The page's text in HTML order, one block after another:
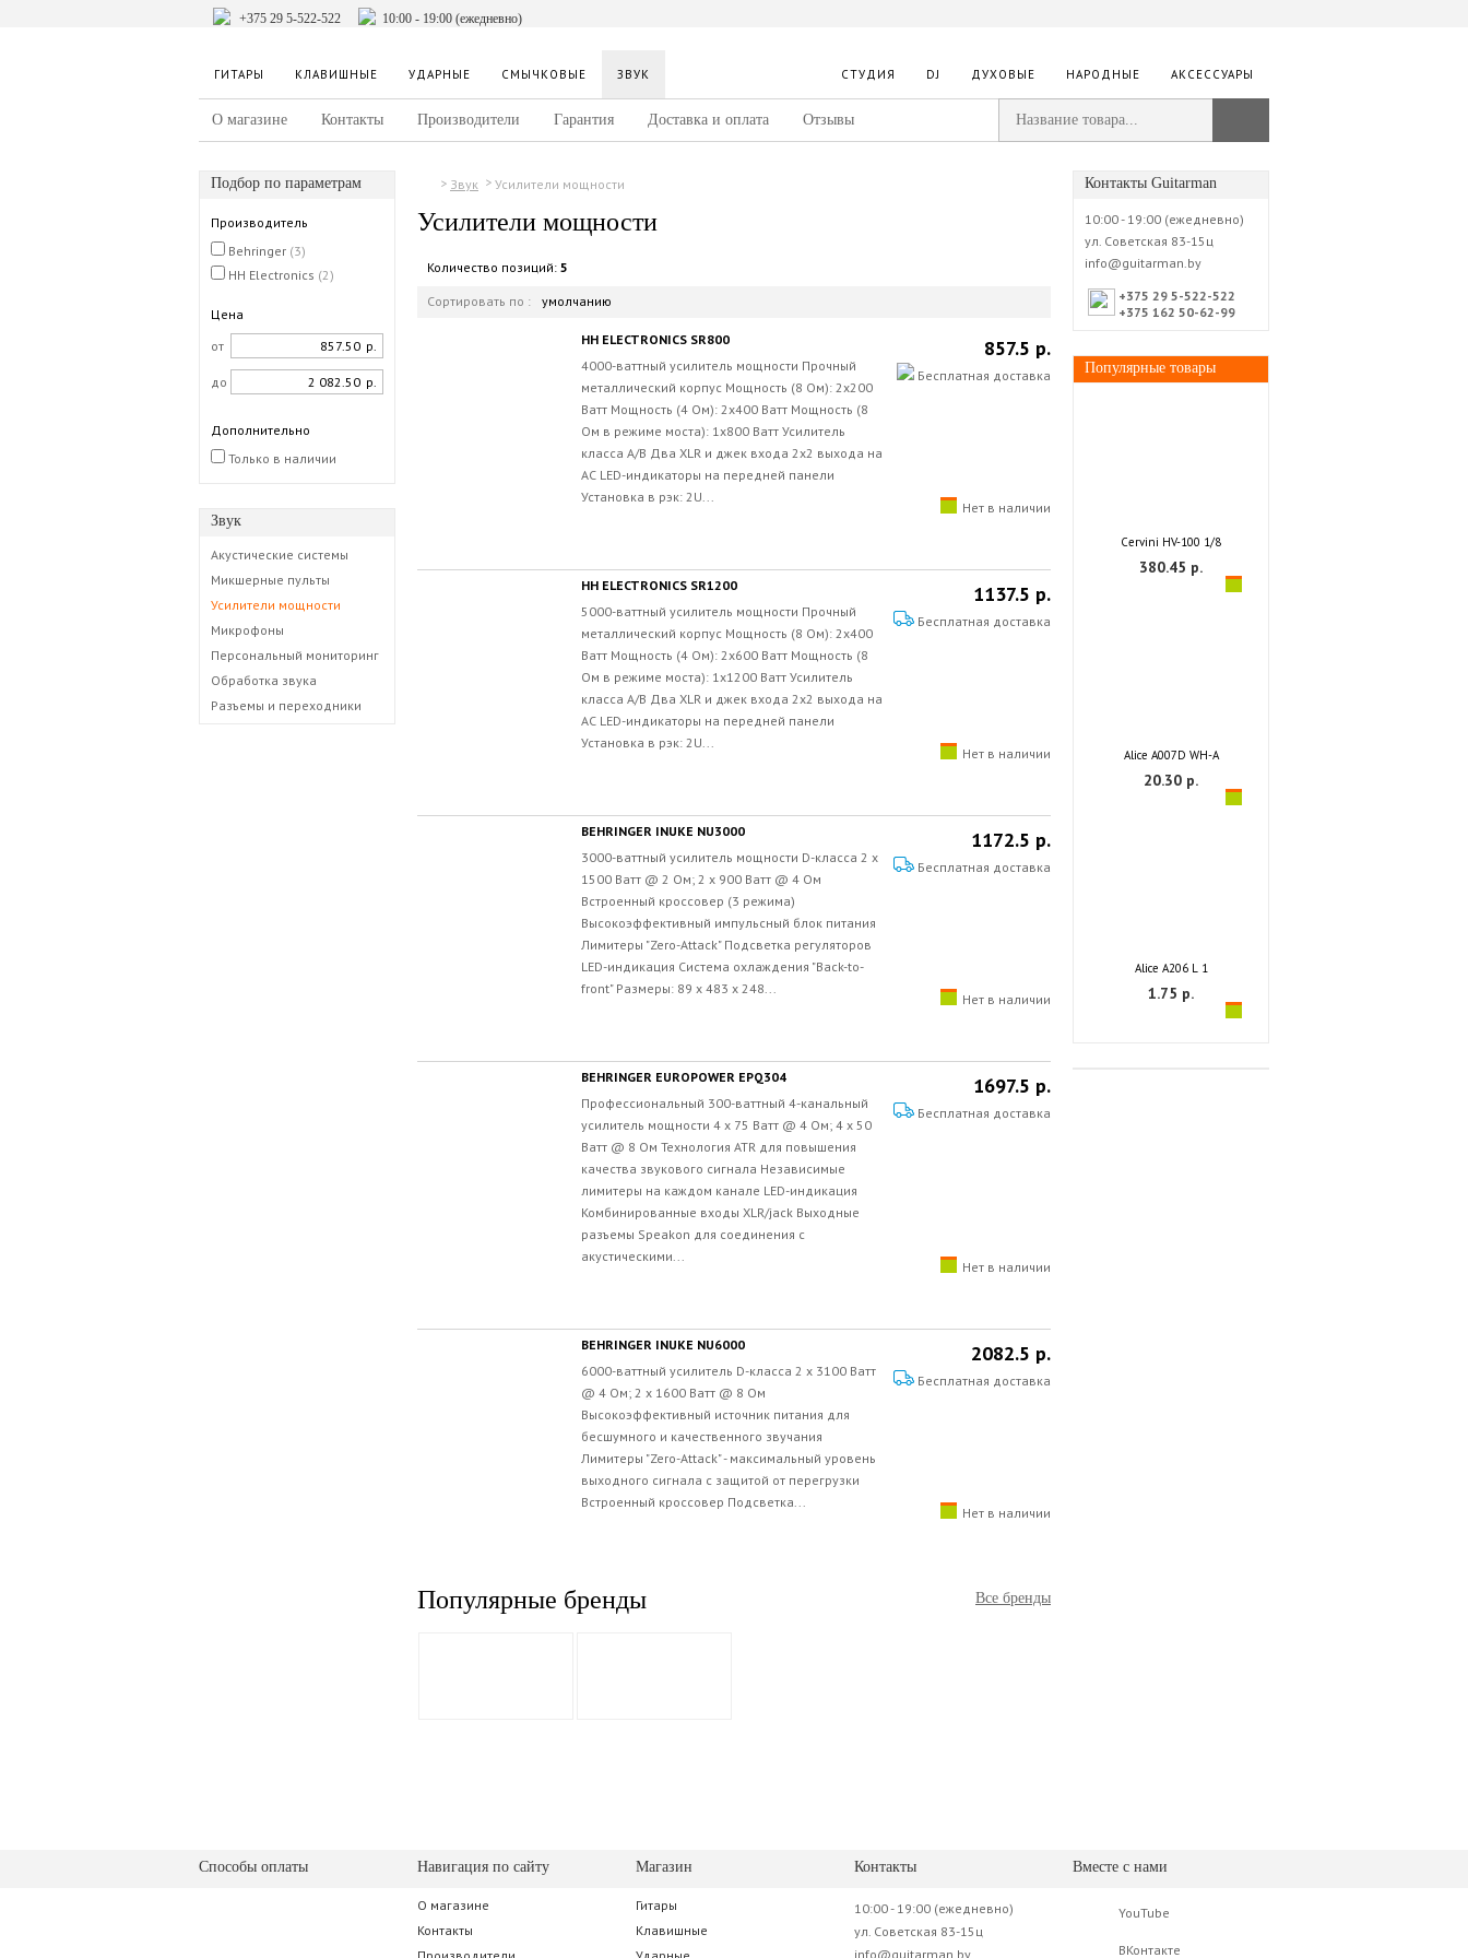
+375 29 5-522-522 10:00 - 19:00 (ежедневно)
ГИТАРЫ КЛАВИШНЫЕ УДАРНЫЕ СМЫЧКОВЫЕ ЗВУК СТУДИЯ DJ ДУХОВЫЕ НАРОДНЫЕ АКСЕССУАРЫ
О магазине Контакты Производители Гарантия Доставка и оплата Отзывы
Подбор по параметрам
Производитель
Behringer (3)
HH Electronics (2)
Цена
от
р.
до р.
Дополнительно
Только в наличии
Звук
Акустические системы
Микшерные пульты
Усилители мощности
Микрофоны
Персональный мониторинг
Обработка звука
Разъемы и переходники
Звук Усилители мощности
Усилители мощности
Количество позиций: 5
Сортировать по : умолчанию
HH ELECTRONICS SR800
4000-ваттный усилитель мощности Прочный
металлический корпус Мощность (8 Ом): 2x200
Ватт Мощность (4 Ом): 2x400 Ватт Мощность (8
Ом в режиме моста): 1x800 Ватт Усилитель
класса A/B Два XLR и джек входа 2x2 выхода на
АС LED-индикаторы на передней панели
Установка в рэк: 2U...
857.5 р.
Бесплатная доставка
Нет в наличии
HH ELECTRONICS SR1200
5000-ваттный усилитель мощности Прочный
металлический корпус Мощность (8 Ом): 2x400
Ватт Мощность (4 Ом): 2x600 Ватт Мощность (8
Ом в режиме моста): 1x1200 Ватт Усилитель
класса A/B Два XLR и джек входа 2x2 выхода на
АС LED-индикаторы на передней панели
Установка в рэк: 2U...
1137.5 р.
Бесплатная доставка
Нет в наличии
BEHRINGER INUKE NU3000
3000-ваттный усилитель мощности D-класса 2 x
1500 Ватт @ 2 Ом; 2 x 900 Ватт @ 4 Ом
Встроенный кроссовер (3 режима)
Высокоэффективный импульсный блок питания
Лимитеры "Zero-Attack" Подсветка регуляторов
LED-индикация Система охлаждения "Back-to-
front" Размеры: 89 x 483 x 248...
1172.5 р.
Бесплатная доставка
Нет в наличии
BEHRINGER EUROPOWER EPQ304
Профессиональный 300-ваттный 4-канальный
усилитель мощности 4 x 75 Ватт @ 4 Ом; 4 x 50
Ватт @ 8 Ом Технология ATR для повышения
качества звукового сигнала Независимые
лимитеры на каждом канале LED-индикация
Комбинированные входы XLR/jack Выходные
разъемы Speakon для соединения с
акустическими...
1697.5 р.
Бесплатная доставка
Нет в наличии
BEHRINGER INUKE NU6000
6000-ваттный усилитель D-класса 2 x 3100 Ватт
@ 4 Ом; 2 x 1600 Ватт @ 8 Ом
Высокоэффективный источник питания для
бесшумного и качественного звучания
Лимитеры "Zero-Attack" - максимальный уровень
выходного сигнала с защитой от перегрузки
Встроенный кроссовер Подсветка...
2082.5 р.
Бесплатная доставка
Нет в наличии
Популярные бренды Все бренды
Контакты Guitarman
10:00 - 19:00 (ежедневно)
ул. Советская 83-15ц
info@guitarman.by
+375 29 5-522-522
+375 162 50-62-99
Популярные товары
Cervini HV-100 1/8
380.45 р.
Alice A007D WH-A
20.30 р.
Alice A206 L 1
1.75 р.
Способы оплаты Навигация по сайту
О магазине
Контакты
Магазин
Гитары
Клавишные
Контакты
10:00 - 19:00 (ежедневно)
ул. Советская 83-15ц
info@guitarman.by
Вместе с нами
YouTube
ВКонтакте